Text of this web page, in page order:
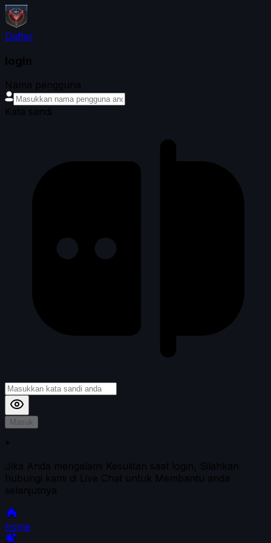
Daftar
login
Nama pengguna
Kata sandi
Masuk
*
Jika Anda mengalami Kesulitan saat login, Silahkan
hubungi kami di Live Chat untuk Membantu anda
selanjutnya
home